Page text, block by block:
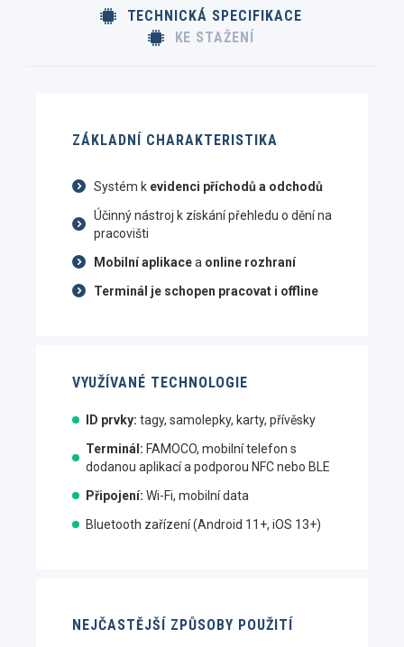
TECHNICKÁ SPECIFIKACE
KE STAŽENÍ
ZÁKLADNÍ CHARAKTERISTIKA
Systém k evidenci příchodů a odchodů
Účinný nástroj k získání přehledu o dění na
pracovišti
Mobilní aplikacea online rozhraní
Terminál je schopen pracovat i offline
VYUŽÍVANÉ TECHNOLOGIE
ID prvky: tagy, samolepky, karty, přívěsky
Terminál: FAMOCO, mobilní telefon s
dodanou aplikací a podporou NFC nebo BLE
Připojení: Wi-Fi, mobilní data
Bluetooth zařízení (Android 11+, iOS 13+)
NEJČASTĚJŠÍ ZPŮSOBY POUŽITÍ